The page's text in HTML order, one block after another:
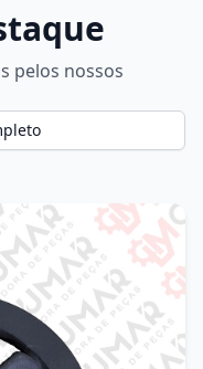
pelos nossos